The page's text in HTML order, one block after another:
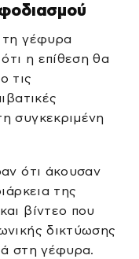
τη γέφυρα
η επίθεση θα
τις
συγκεκριμένη
ότι άκουσαν
της
βίντεο που
δικτύωσης
στη γέφυρα.